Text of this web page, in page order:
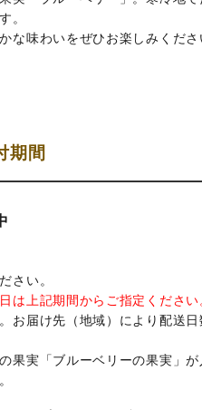
。
な味わいをぜひお楽しみくださ
期間
さい。
上記期間からご指定ください
届け先（地域）により配送日
果実「ブルーベリーの果実」